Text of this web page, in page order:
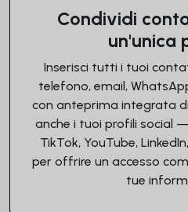
Condividi
un'unica
Inserisci tutti i tuoi
telefono, email,
con anteprima integrata
anche i tuoi profili social
TikTok, YouTube,
per offrire un accesso
tue